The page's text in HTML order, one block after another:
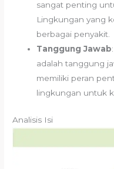
sangat penting
Lingkungan yang
berbagai penyakit.
Tanggung Jawab
adalah tanggung
memiliki peran
lingkungan untuk
Analisis Isi